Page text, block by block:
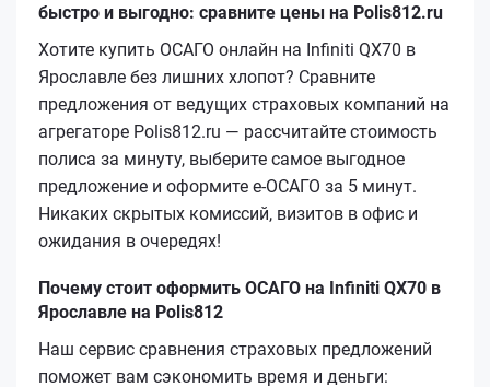
быстро и выгодно: сравните цены на Polis812.ru
Хотите купить ОСАГО онлайн на Infiniti QX70 в
Ярославле без лишних хлопот? Сравните
предложения от ведущих страховых компаний на
агрегаторе Polis812.ru — рассчитайте стоимость
полиса за минуту, выберите самое выгодное
предложение и оформите е‑ОСАГО за 5 минут.
Никаких скрытых комиссий, визитов в офис и
ожидания в очередях!
Почему стоит оформить ОСАГО на Infiniti QX70 в
Ярославле на Polis812
Наш сервис сравнения страховых предложений
поможет вам сэкономить время и деньги: